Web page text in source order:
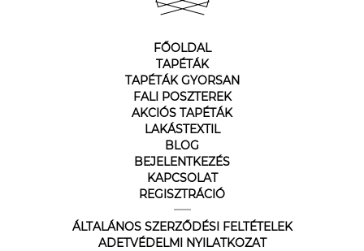
FŐOLDAL
TAPÉTÁK
TAPÉTÁK GYORSAN
FALI POSZTEREK
AKCIÓS TAPÉTÁK
LAKÁSTEXTIL
BLOG
BEJELENTKEZÉS
KAPCSOLAT
REGISZTRÁCIÓ
ÁLTALÁNOS SZERZŐDÉSI FELTÉTELEK
ADETVÉDELMI NYILATKOZAT